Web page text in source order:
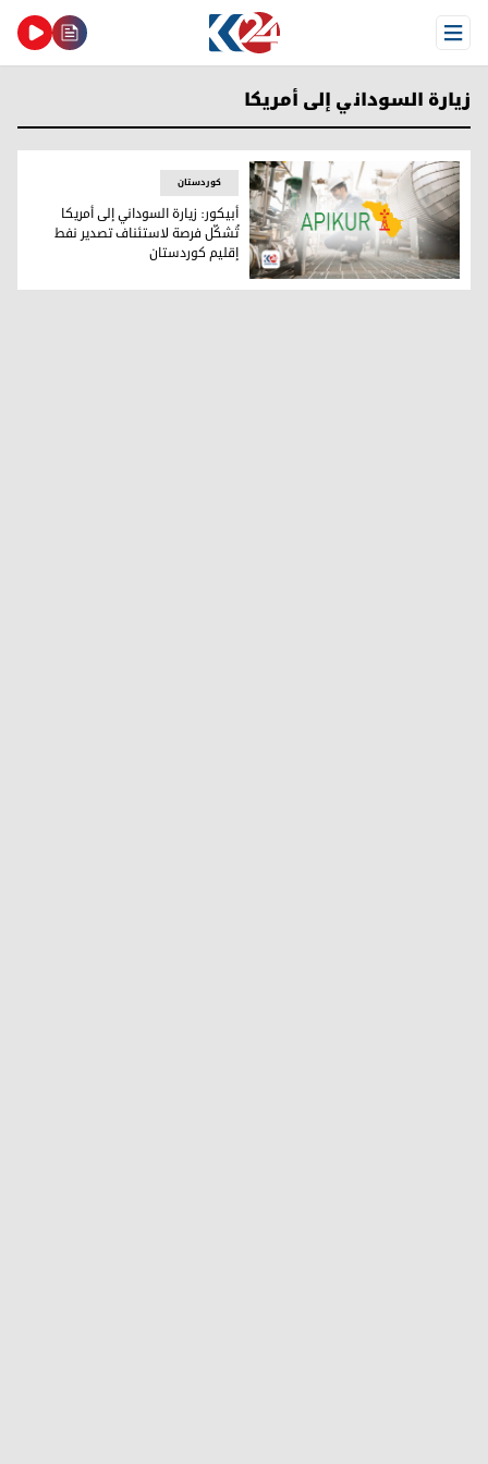
Open Menu
زيارة السوداني إلى أمريكا
جمعية الصناعة النفطية بإقليم كوردستان (أبيكور)
کوردستان
أبيكور: زيارة السوداني إلى أمريكا
تُشكّل فرصة لاستئناف تصدير نفط
إقليم كوردستان